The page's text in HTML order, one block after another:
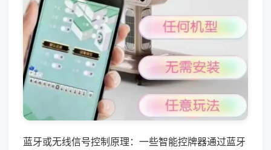
蓝牙或无线信号控制原理：一些智能控牌器通过蓝牙